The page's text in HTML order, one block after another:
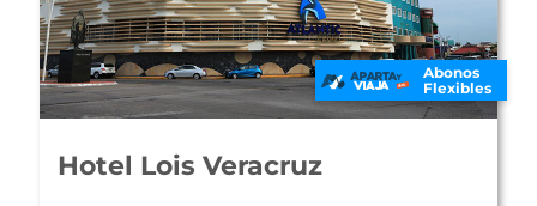
Abonos
Flexibles
Hotel Emporio Veracruz